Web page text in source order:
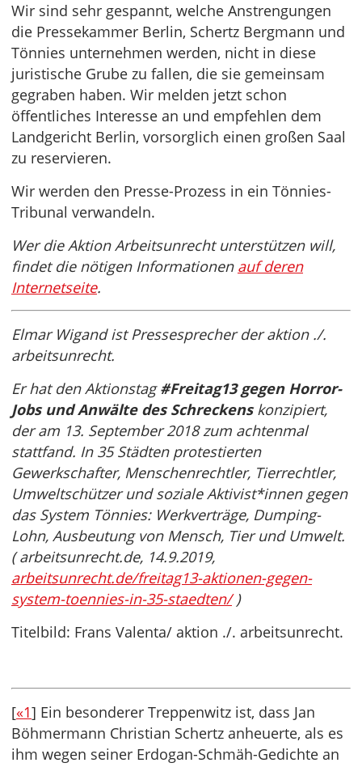
Wir sind sehr gespannt, welche Anstrengungen
die Pressekammer Berlin, Schertz Bergmann und
Tönnies unternehmen werden, nicht in diese
juristische Grube zu fallen, die sie gemeinsam
gegraben haben. Wir melden jetzt schon
öffentliches Interesse an und empfehlen dem
Landgericht Berlin, vorsorglich einen großen Saal
zu reservieren.
Wir werden den Presse-Prozess in ein Tönnies-
Tribunal verwandeln.
Wer die Aktion Arbeitsunrecht unterstützen will,
findet die nötigen Informationen auf deren
Internetseite.
Elmar Wigand ist Pressesprecher der aktion ./.
arbeitsunrecht.
Er hat den Aktionstag#Freitag13 gegen Horror-
Jobs und Anwälte des Schreckenskonzipiert,
der am 13. September 2018 zum achtenmal
stattfand. In 35 Städten protestierten
Gewerkschafter, Menschenrechtler, Tierrechtler,
Umweltschützer und soziale Aktivist*innen gegen
das System Tönnies: Werkverträge, Dumping-
Lohn, Ausbeutung von Mensch, Tier und Umwelt.
( arbeitsunrecht.de, 14.9.2019,
arbeitsunrecht.de/freitag13-aktionen-gegen-
system-toennies-in-35-staedten/)
Titelbild: Frans Valenta/ aktion ./. arbeitsunrecht.
[«1] Ein besonderer Treppenwitz ist, dass Jan
Böhmermann Christian Schertz anheuerte, als es
ihm wegen seiner Erdogan-Schmäh-Gedichte an